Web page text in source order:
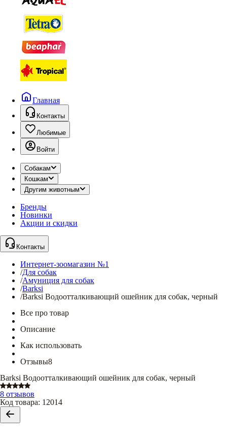
Главная
Контакты
Любимые
Войти
Собакам
Кошкам
Другим животным
Бренды
Новинки
Акции и скидки
Контакты
Интернет-зоомагазин №1
/Для собак
/Амуниция для собак
/Barksi
/Barksi Водоотталкивающий ошейник для собак, черный
Все про товар
Описание
Как использовать
Отзывы8
Barksi Водоотталкивающий ошейник для собак, черный
8 отзывов
Код товара: 12014